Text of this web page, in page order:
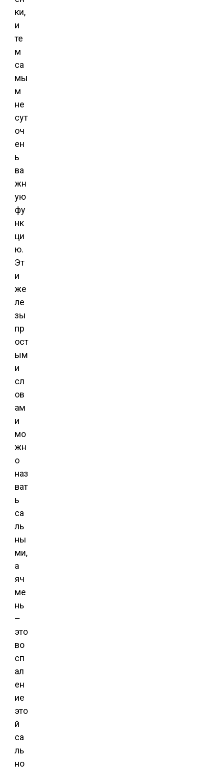
ки,
и
те
м
са
мы
м
не
сут
оч
ен
ь
ва
жн
ую
фу
нк
ци
ю.
Эт
и
же
ле
зы
пр
ост
ым
и
сл
ов
ам
и
мо
жн
о
наз
ват
ь
са
ль
ны
ми,
а
яч
ме
нь
–
это
во
сп
ал
ен
ие
это
й
са
ль
но